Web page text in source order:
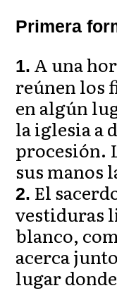
Primera
1. A una
reúnen los
en algún
la iglesia a
procesión.
sus manos
2. El
vestiduras
blanco,
acerca
lugar